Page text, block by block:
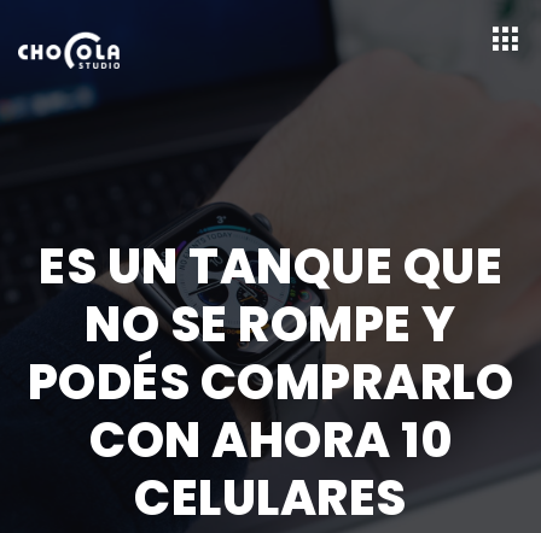
ES UN TANQUE QUE
NO SE ROMPE Y
PODÉS COMPRARLO
CON AHORA 10
CELULARES